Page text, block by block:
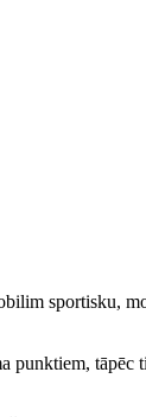
sportisku,
punktiem, tāpēc